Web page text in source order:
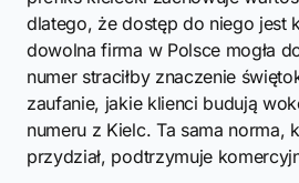
dlatego, że dostęp do niego jest
dowolna firma w Polsce mogła
numer straciłby znaczenie
zaufanie, jakie klienci budują
numeru z Kielc. Ta sama norma,
przydział, podtrzymuje